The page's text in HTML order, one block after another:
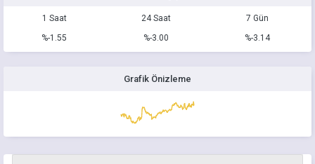
1 Saat 24 Saat
7 Gün
%-1.55
%-3.00 %-3.14
Grafik Önizleme